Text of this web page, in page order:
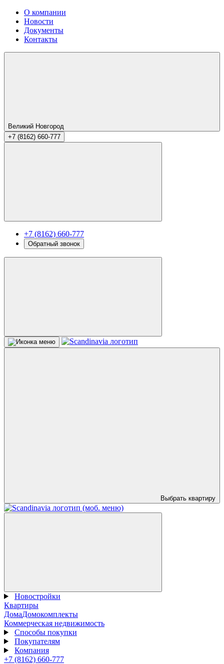
О компании
Новости
Документы
Контакты
Великий Новгород
+7 (8162) 660-777
+7 (8162) 660-777
Обратный звонок
Выбрать квартиру
Новостройки
Квартиры
ДомаДомокомплекты
Коммерческая недвижимость
Способы покупки
Покупателям
Компания
+7 (8162) 660-777